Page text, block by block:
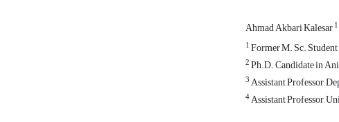
Ahmad Akbari Kalesar1
1Former M. Sc.
2Ph.D. Candidate in
3Assistant Professor,
4Assistant Professor,